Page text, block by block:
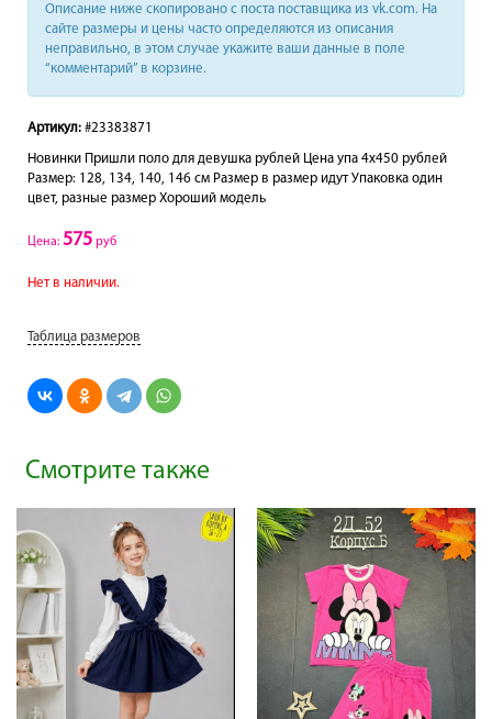
Описание ниже скопировано с поста поставщика из vk.com. На
сайте размеры и цены часто определяются из описания
неправильно, в этом случае укажите ваши данные в поле
“комментарий” в корзине.
Артикул: #23383871
Новинки Пришли поло для девушка рублей Цена упа 4х450 рублей
Размер: 128, 134, 140, 146 см Размер в размер идут Упаковка один
цвет, разные размер Хороший модель
Цена: 575 руб
Нет в наличии.
Таблица размеров
Смотрите также